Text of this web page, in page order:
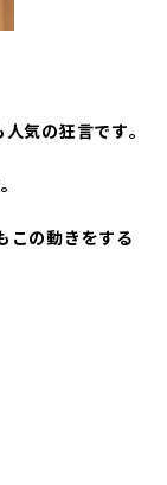
気の狂言です｡
この動きをする